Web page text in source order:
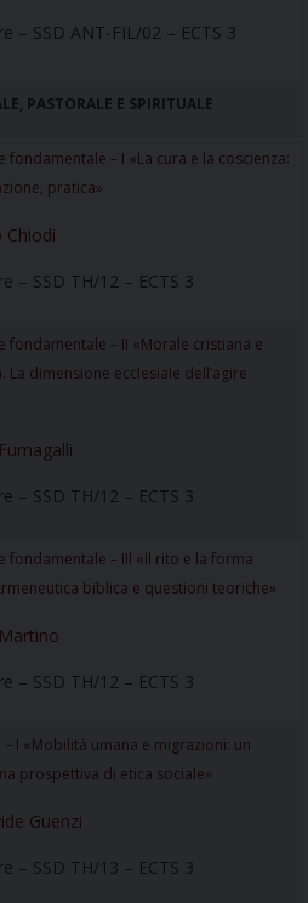
– SSD ANT-FIL/02 – ECTS 3
PASTORALE E SPIRITUALE
fondamentale – I «La cura e la coscienza:
pratica»
Chiodi
– SSD TH/12 – ECTS 3
fondamentale – II «Morale cristiana e
La dimensione ecclesiale dell’agire
– SSD TH/12 – ECTS 3
fondamentale – III «Il rito e la forma
biblica e questioni teoriche»
– SSD TH/12 – ECTS 3
I «Mobilità umana e migrazioni: un
prospettiva di etica sociale»
Guenzi
– SSD TH/13 – ECTS 3